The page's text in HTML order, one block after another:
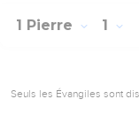
1 Pierre 1
Seuls les Évangiles sont